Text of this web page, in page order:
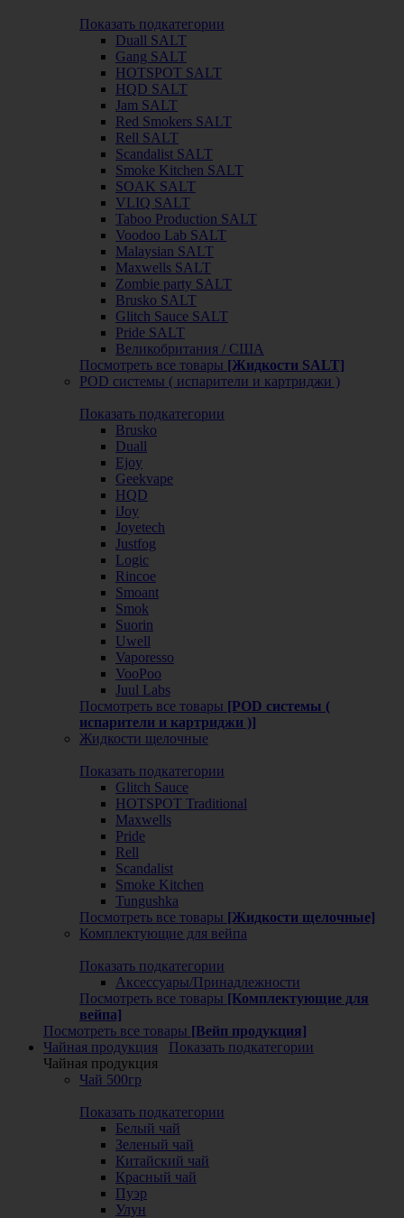
Показать подкатегории
Duall SALT
Gang SALT
HOTSPOT SALT
HQD SALT
Jam SALT
Red Smokers SALT
Rell SALT
Scandalist SALT
Smoke Kitchen SALT
SOAK SALT
VLIQ SALT
Taboo Production SALT
Voodoo Lab SALT
Malaysian SALT
Maxwells SALT
Zombie party SALT
Brusko SALT
Glitch Sauce SALT
Pride SALT
Великобритания / США
Посмотреть все товары [Жидкости SALT]
POD системы ( испарители и картриджи )
Показать подкатегории
Brusko
Duall
Ejoy
Geekvape
HQD
iJoy
Joyetech
Justfog
Logic
Rincoe
Smoant
Smok
Suorin
Uwell
Vaporesso
VooPoo
Juul Labs
Посмотреть все товары [POD системы (
испарители и картриджи )]
Жидкости щелочные
Показать подкатегории
Glitch Sauce
HOTSPOT Traditional
Maxwells
Pride
Rell
Scandalist
Smoke Kitchen
Tungushka
Посмотреть все товары [Жидкости щелочные]
Комплектующие для вейпа
Показать подкатегории
Аксессуары/Принадлежности
Посмотреть все товары [Комплектующие для
вейпа]
Посмотреть все товары [Вейп продукция]
Чайная продукция
Показать подкатегории
Чайная продукция
Чай 500гр
Показать подкатегории
Белый чай
Зеленый чай
Китайский чай
Красный чай
Пуэр
Улун